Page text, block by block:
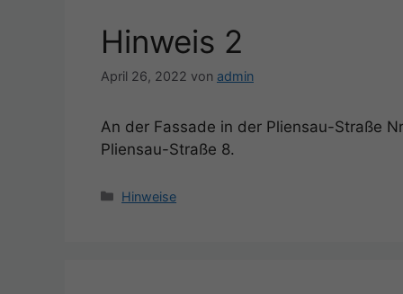
Hinweis 2
April 26, 2022 von admin
An der Fassade in der Pliensau-Straße
Pliensau-Straße 8.
Kategorien
Hinweise